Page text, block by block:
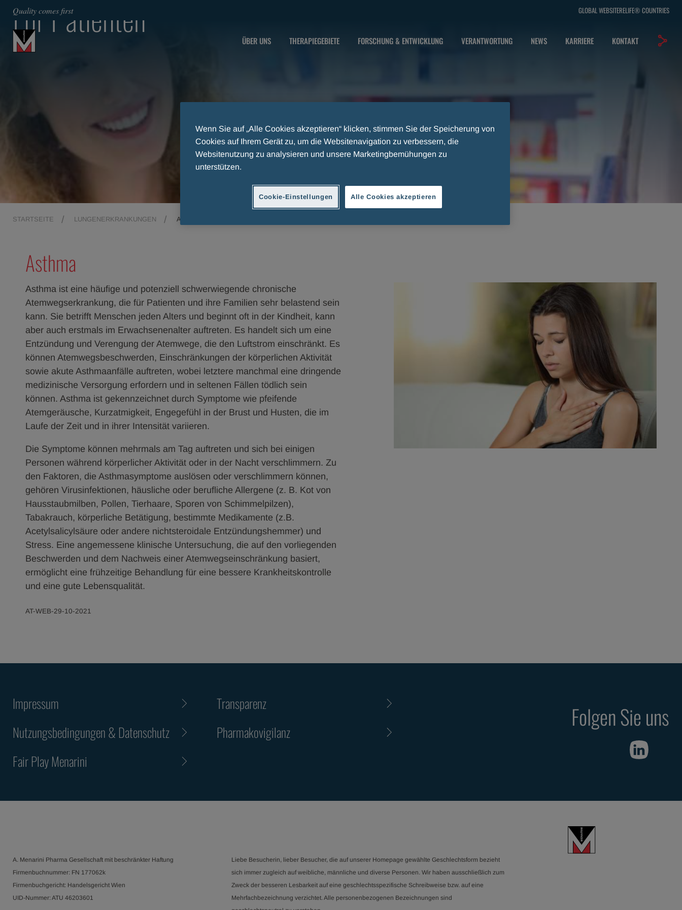
Quality comes first GLOBAL WEBSITERELIFE® COUNTRIES
ÜBER UNS THERAPIEGEBIETE FORSCHUNG & ENTWICKLUNG VERANTWORTUNG NEWS KARRIERE KONTAKT
Für Patienten
STARTSEITE LUNGENERKRANKUNGEN ASTHMA
Asthma
Asthma ist eine häufige und potenziell schwerwiegende chronische
Atemwegserkrankung, die für Patienten und ihre Familien sehr belastend sein
kann. Sie betrifft Menschen jeden Alters und beginnt oft in der Kindheit, kann
aber auch erstmals im Erwachsenenalter auftreten. Es handelt sich um eine
Entzündung und Verengung der Atemwege, die den Luftstrom einschränkt. Es
können Atemwegsbeschwerden, Einschränkungen der körperlichen Aktivität
sowie akute Asthmaanfälle auftreten, wobei letztere manchmal eine dringende
medizinische Versorgung erfordern und in seltenen Fällen tödlich sein
können. Asthma ist gekennzeichnet durch Symptome wie pfeifende
Atemgeräusche, Kurzatmigkeit, Engegefühl in der Brust und Husten, die im
Laufe der Zeit und in ihrer Intensität variieren.
Die Symptome können mehrmals am Tag auftreten und sich bei einigen
Personen während körperlicher Aktivität oder in der Nacht verschlimmern. Zu
den Faktoren, die Asthmasymptome auslösen oder verschlimmern können,
gehören Virusinfektionen, häusliche oder berufliche Allergene (z. B. Kot von
Hausstaubmilben, Pollen, Tierhaare, Sporen von Schimmelpilzen),
Tabakrauch, körperliche Betätigung, bestimmte Medikamente (z.B.
Acetylsalicylsäure oder andere nichtsteroidale Entzündungshemmer) und
Stress. Eine angemessene klinische Untersuchung, die auf den vorliegenden
Beschwerden und dem Nachweis einer Atemwegseinschränkung basiert,
ermöglicht eine frühzeitige Behandlung für eine bessere Krankheitskontrolle
und eine gute Lebensqualität.
AT-WEB-29-10-2021
Impressum
Nutzungsbedingungen & Datenschutz
Fair Play Menarini
Transparenz
Pharmakovigilanz
Folgen Sie uns
A. Menarini Pharma Gesellschaft mit beschränkter Haftung
Firmenbuchnummer: FN 177062k
Firmenbuchgericht: Handelsgericht Wien
UID-Nummer: ATU 46203601
Liebe Besucherin, lieber Besucher, die auf unserer Homepage gewählte Geschlechtsform bezieht
sich immer zugleich auf weibliche, männliche und diverse Personen. Wir haben ausschließlich zum
Zweck der besseren Lesbarkeit auf eine geschlechtsspezifische Schreibweise bzw. auf eine
Mehrfachbezeichnung verzichtet. Alle personenbezogenen Bezeichnungen sind
Wenn Sie auf „Alle Cookies akzeptieren“ klicken, stimmen Sie der Speicherung von
Cookies auf Ihrem Gerät zu, um die Websitenavigation zu verbessern, die
Websitenutzung zu analysieren und unsere Marketingbemühungen zu
unterstützen.
Cookie-Einstellungen Alle Cookies akzeptieren